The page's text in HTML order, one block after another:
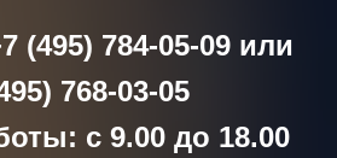
(495) 784-05-09 или
768-03-05
с 9.00 до 18.00